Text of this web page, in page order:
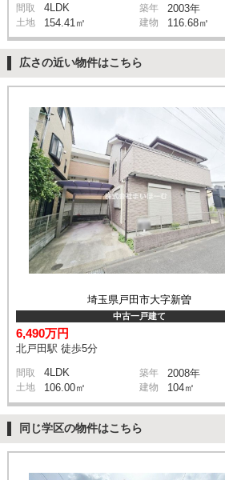
間取 4LDK 築年 2003年
土地 154.41㎡ 建物 116.68㎡
広さの近い物件はこちら
埼玉県戸田市大字新曽
中古一戸建て
6,490万円
北戸田駅 徒歩5分
間取 4LDK 築年 2008年
土地 106.00㎡ 建物 104㎡
同じ学区の物件はこちら